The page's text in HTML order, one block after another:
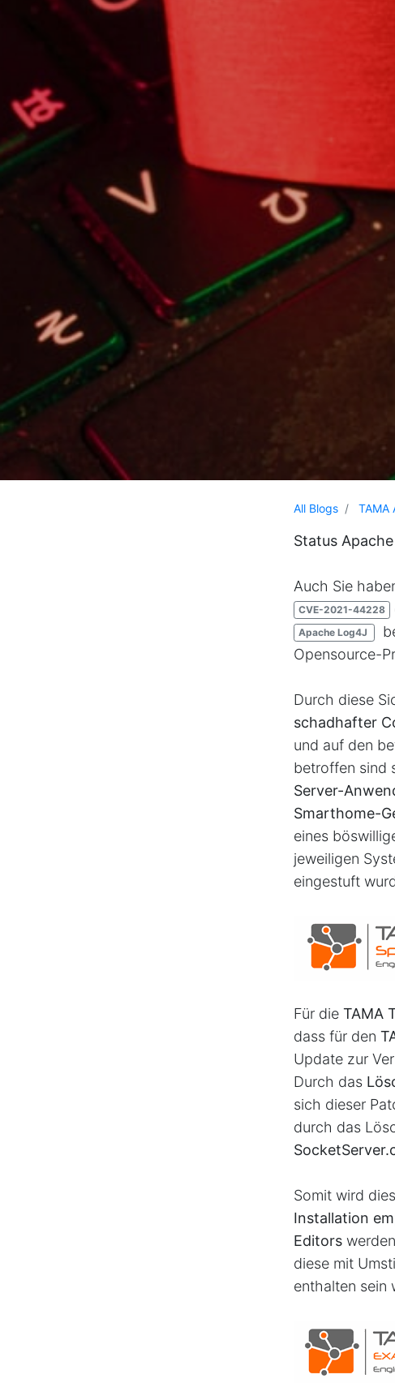
All Blogs TAMA
Status
Auch Sie
CVE-2021-44228
Apache Log4J
Opensource-
Durch diese
schadhafter
und auf den
betroffen sind
Server-
Smarthome-
eines
jeweiligen
eingestuft
Für die TAMA
dass für den
Update zur
Durch das
sich dieser
durch das
Somit wird
Installation
Editors werden
diese mit
enthalten sein